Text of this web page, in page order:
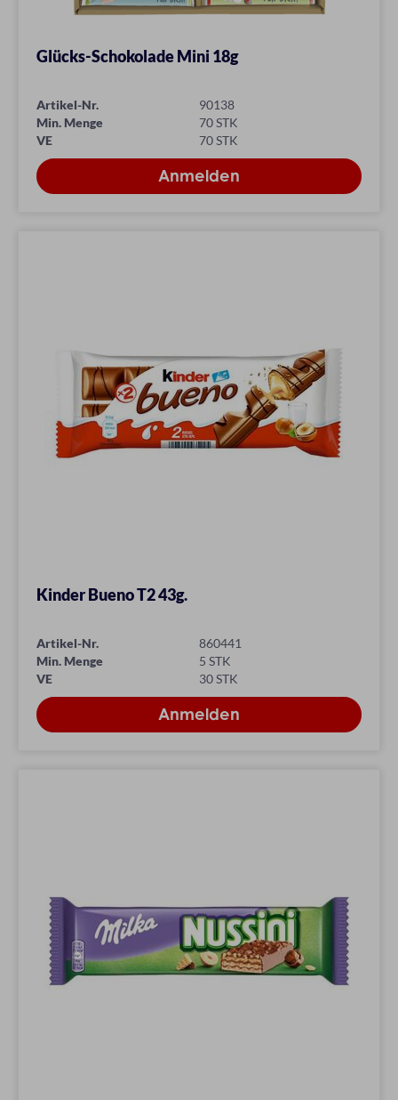
Glücks-Schokolade Mini 18g
Artikel-Nr.
90138
Min. Menge
70 STK
VE
70 STK
Kinder Bueno T2 43g.
Artikel-Nr.
860441
Min. Menge
5 STK
VE
30 STK